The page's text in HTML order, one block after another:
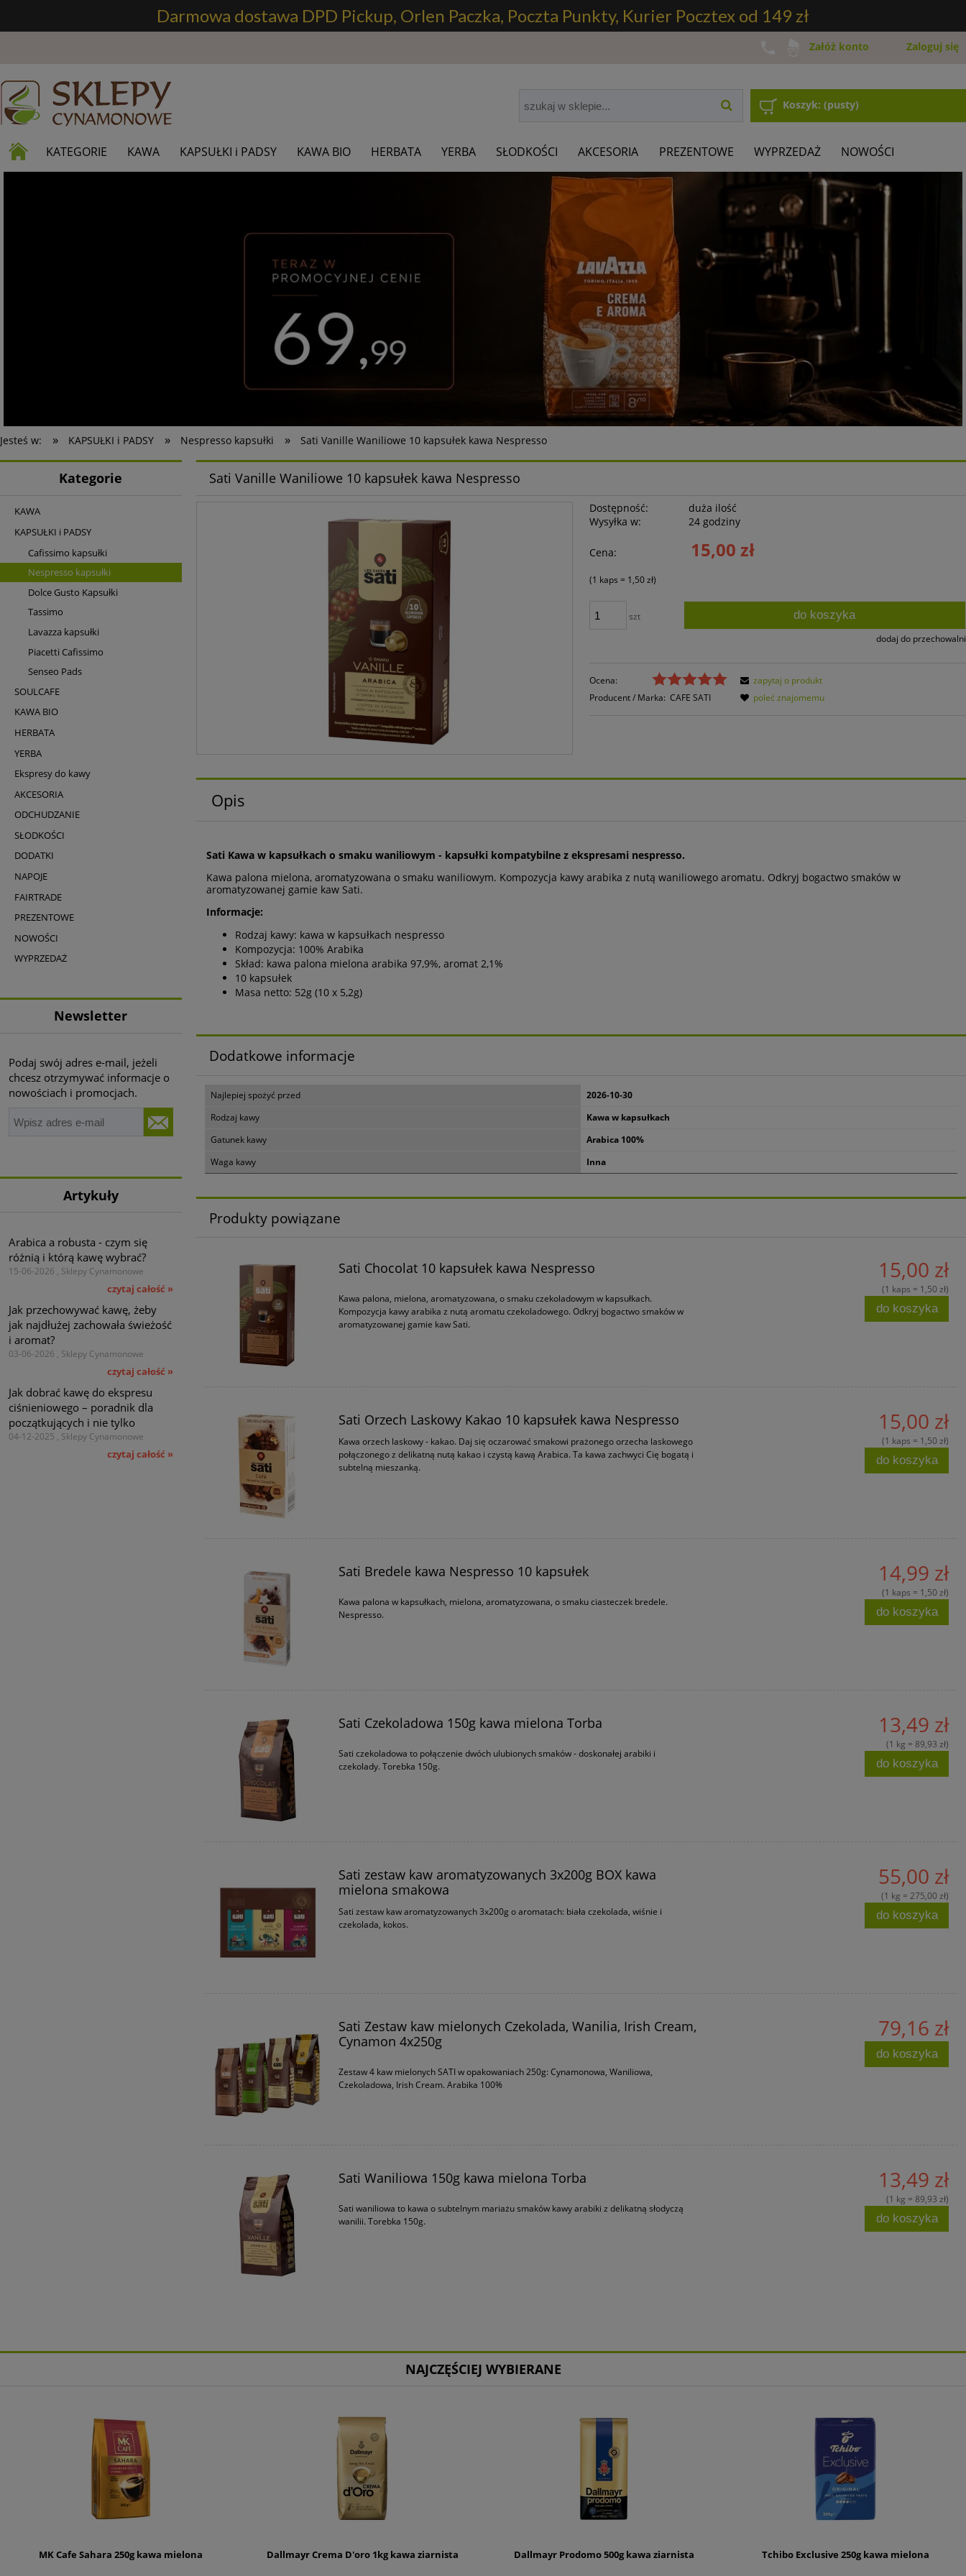
Darmowa dostawa DPD Pickup, Orlen Paczka, Poczta Punkty, Kurier Pocztex od 149 zł
Załóż konto Zaloguj się
Koszyk: (pusty)
KATEGORIE KAWA KAPSUŁKI i PADSY KAWA BIO HERBATA YERBA SŁODKOŚCI AKCESORIA PREZENTOWE WYPRZEDAŻ NOWOŚCI
Jesteś w: » KAPSUŁKI i PADSY » Nespresso kapsułki » Sati Vanille Waniliowe 10 kapsułek kawa Nespresso
Kategorie
KAWA
KAPSUŁKI i PADSY
Cafissimo kapsułki
Nespresso kapsułki
Dolce Gusto Kapsułki
Tassimo
Lavazza kapsułki
Piacetti Cafissimo
Senseo Pads
SOULCAFE
KAWA BIO
HERBATA
YERBA
Ekspresy do kawy
AKCESORIA
ODCHUDZANIE
SŁODKOŚCI
DODATKI
NAPOJE
FAIRTRADE
PREZENTOWE
NOWOŚCI
WYPRZEDAŻ
Newsletter
Podaj swój adres e-mail, jeżeli
chcesz otrzymywać informacje o
nowościach i promocjach.
Artykuły
Arabica a robusta - czym się
różnią i którą kawę wybrać?
15-06-2026 , Sklepy Cynamonowe
czytaj całość »
Jak przechowywać kawę, żeby
jak najdłużej zachowała świeżość
i aromat?
03-06-2026 , Sklepy Cynamonowe
czytaj całość »
Jak dobrać kawę do ekspresu
ciśnieniowego – poradnik dla
początkujących i nie tylko
04-12-2025 , Sklepy Cynamonowe
czytaj całość »
Sati Vanille Waniliowe 10 kapsułek kawa Nespresso
Dostępność:
duża ilość
Wysyłka w:
24 godziny
Cena: 15,00 zł
(1 kaps = 1,50 zł)
szt do koszyka
dodaj do przechowalni
Ocena:
Producent / Marka: CAFE SATI
zapytaj o produkt
poleć znajomemu
Opis
Sati Kawa w kapsułkach o smaku waniliowym - kapsułki kompatybilne z ekspresami nespresso.
Kawa palona mielona, aromatyzowana o smaku waniliowym. Kompozycja kawy arabika z nutą waniliowego aromatu. Odkryj bogactwo smaków w
aromatyzowanej gamie kaw Sati.
Informacje:
Rodzaj kawy: kawa w kapsułkach nespresso
Kompozycja: 100% Arabika
Skład: kawa palona mielona arabika 97,9%, aromat 2,1%
10 kapsułek
Masa netto: 52g (10 x 5,2g)
Dodatkowe informacje
Najlepiej spożyć przed
2026-10-30
Rodzaj kawy
Kawa w kapsułkach
Gatunek kawy
Arabica 100%
Waga kawy
Inna
Produkty powiązane
Sati Chocolat 10 kapsułek kawa Nespresso
Kawa palona, mielona, aromatyzowana, o smaku czekoladowym w kapsułkach.
Kompozycja kawy arabika z nutą aromatu czekoladowego. Odkryj bogactwo smaków w
aromatyzowanej gamie kaw Sati.
15,00 zł
(1 kaps = 1,50 zł)
do koszyka
Sati Orzech Laskowy Kakao 10 kapsułek kawa Nespresso
Kawa orzech laskowy - kakao. Daj się oczarować smakowi prażonego orzecha laskowego
połączonego z delikatną nutą kakao i czystą kawą Arabica. Ta kawa zachwyci Cię bogatą i
subtelną mieszanką.
15,00 zł
(1 kaps = 1,50 zł)
do koszyka
Sati Bredele kawa Nespresso 10 kapsułek
Kawa palona w kapsułkach, mielona, aromatyzowana, o smaku ciasteczek bredele.
Nespresso.
14,99 zł
(1 kaps = 1,50 zł)
do koszyka
Sati Czekoladowa 150g kawa mielona Torba
Sati czekoladowa to połączenie dwóch ulubionych smaków - doskonałej arabiki i
czekolady. Torebka 150g.
13,49 zł
(1 kg = 89,93 zł)
do koszyka
Sati zestaw kaw aromatyzowanych 3x200g BOX kawa
mielona smakowa
Sati zestaw kaw aromatyzowanych 3x200g o aromatach: biała czekolada, wiśnie i
czekolada, kokos.
55,00 zł
(1 kg = 275,00 zł)
do koszyka
Sati Zestaw kaw mielonych Czekolada, Wanilia, Irish Cream,
Cynamon 4x250g
Zestaw 4 kaw mielonych SATI w opakowaniach 250g: Cynamonowa, Waniliowa,
Czekoladowa, Irish Cream. Arabika 100%
79,16 zł
do koszyka
Sati Waniliowa 150g kawa mielona Torba
Sati waniliowa to kawa o subtelnym mariażu smaków kawy arabiki z delikatną słodyczą
wanilii. Torebka 150g.
13,49 zł
(1 kg = 89,93 zł)
do koszyka
NAJCZĘŚCIEJ WYBIERANE
MK Cafe Sahara 250g kawa mielona Dallmayr Crema D'oro 1kg kawa ziarnista Dallmayr Prodomo 500g kawa ziarnista Tchibo Exclusive 250g kawa mielona